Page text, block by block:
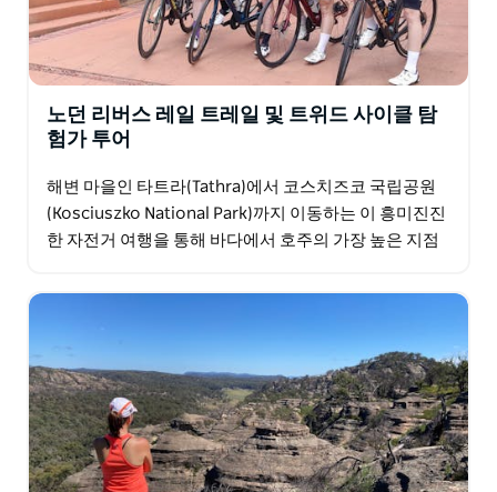
고산 지대에 도달하면 이 경치 좋은 여행에 또 다른 차원
이 추가됩니다. 진다바인(Jindabyne)에서 여러분은 산악
문화에 적응하고 이 기분 좋은 바다에서 정상까지의 경험
자전거를 타거나 하이킹할 마지막 준비를 하게 됩니다.
노던 리버스 레일 트레일 및 트위드 사이클 탐
험가 투어
해변 마을인 타트라(Tathra)에서 코스치즈코 국립공원
(Kosciuszko National Park)까지 이동하는 이 흥미진진
한 자전거 여행을 통해 바다에서 호주의 가장 높은 지점